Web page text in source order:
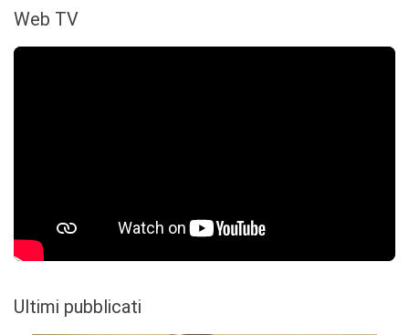
Web TV
Ultimi pubblicati